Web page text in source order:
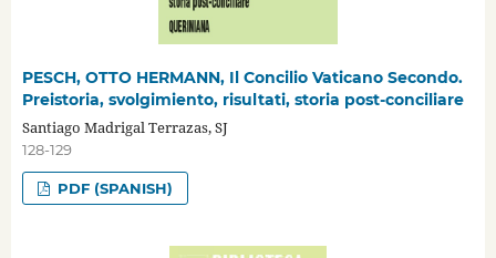
PESCH, OTTO HERMANN, Il Concilio Vaticano Secondo.
Preistoria, svolgimiento, risultati, storia post-conciliare
Santiago Madrigal Terrazas, SJ
128-129
PDF (SPANISH)